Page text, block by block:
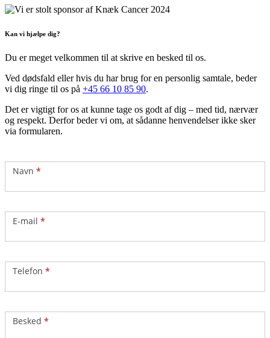
Kan vi hjælpe dig?
Du er meget velkommen til at skrive en besked til os.
Ved dødsfald eller hvis du har brug for en personlig samtale, beder
vi dig ringe til os på +45 66 10 85 90.
Det er vigtigt for os at kunne tage os godt af dig – med tid, nærvær
og respekt. Derfor beder vi om, at sådanne henvendelser ikke sker
via formularen.
Navn *
E-mail *
Telefon *
Besked *